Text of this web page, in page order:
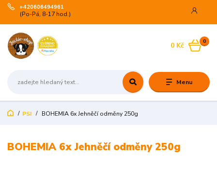
Menu
+420606494961
(Po-Pá, 8-17 hod.)
0
0 Kč
PSI BOHEMIA 6x Jehněčí odměny 250g
BOHEMIA 6x Jehněčí odměny 250g